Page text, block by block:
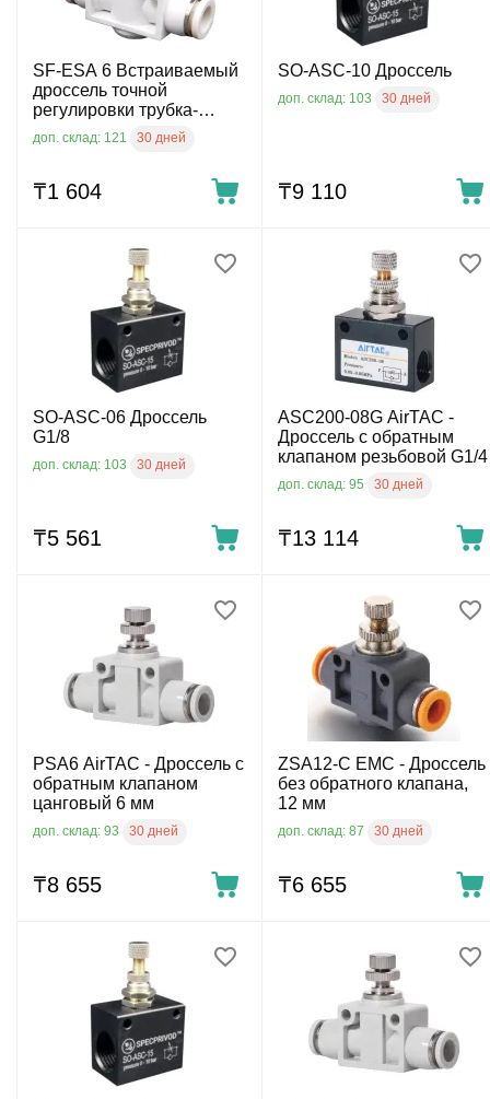
SF-ESA 6 Встраиваемый
дроссель точной
регулировки трубка-
доп. склад: 121 30 дней
₸1 604
SO-ASC-10 Дроссель
доп. склад: 103 30 дней
₸9 110
SO-ASC-06 Дроссель
G1/8
доп. склад: 103 30 дней
₸5 561
ASC200-08G AirTAC -
Дроссель с обратным
клапаном резьбовой G1/4
доп. склад: 95 30 дней
₸13 114
PSA6 AirTAC - Дроссель с
обратным клапаном
цанговый 6 мм
доп. склад: 93 30 дней
₸8 655
ZSA12-C EMC - Дроссель
без обратного клапана,
12 мм
доп. склад: 87 30 дней
₸6 655